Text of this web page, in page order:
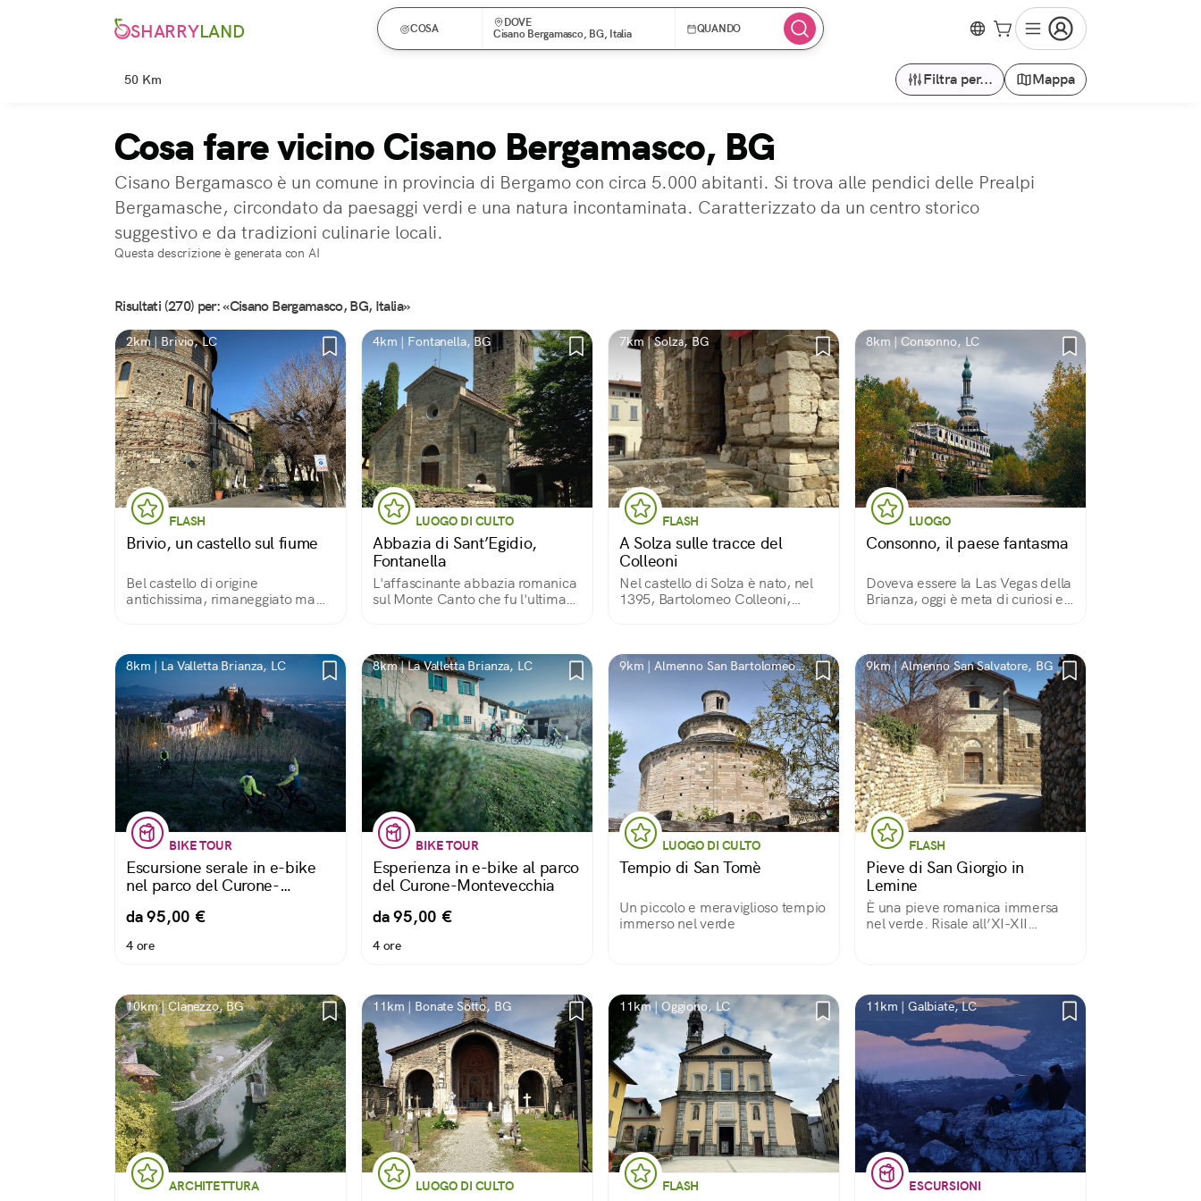
SHARRYLAND COSA
DOVE
Cisano Bergamasco, BG, Italia
QUANDO
50 Km Filtra per... Mappa
Cosa fare vicino Cisano Bergamasco, BG
Cisano Bergamasco è un comune in provincia di Bergamo con circa 5.000 abitanti. Si trova alle pendici delle Prealpi
Bergamasche, circondato da paesaggi verdi e una natura incontaminata. Caratterizzato da un centro storico
suggestivo e da tradizioni culinarie locali.
Questa descrizione è generata con AI
Risultati (270) per: «Cisano Bergamasco, BG, Italia»
2km | Brivio, LC
FLASH
Brivio, un castello sul fiume
Bel castello di origine
antichissima, rimaneggiato ma
Trasformato in filanda nell’800,
oggi è adibito ad abitazioni.
4km | Fontanella, BG
LUOGO DI CULTO
Abbazia di Sant’Egidio,
Fontanella
L'affascinante abbazia romanica
sul Monte Canto che fu l'ultima
7km | Solza, BG
FLASH
A Solza sulle tracce del
Colleoni
Nel castello di Solza è nato, nel
1395, Bartolomeo Colleoni,
aspetto a metà tra castello e
cascina.
8km | Consonno, LC
LUOGO
Consonno, il paese fantasma
Doveva essere la Las Vegas della
Brianza, oggi è meta di curiosi e
8km | La Valletta Brianza, LC
BIKE TOUR
Escursione serale in e-bike
nel parco del Curone-
da 95,00 €
4 ore
8km | La Valletta Brianza, LC
BIKE TOUR
Esperienza in e-bike al parco
del Curone-Montevecchia
da 95,00 €
4 ore
9km | Almenno San Bartolomeo,
LUOGO DI CULTO
Tempio di San Tomè
Un piccolo e meraviglioso tempio
immerso nel verde
9km | Almenno San Salvatore, BG
FLASH
Pieve di San Giorgio in
Lemine
È una pieve romanica immersa
nel verde. Risale all’XI-XII
10km | Clanezzo, BG
ARCHITETTURA
11km | Bonate Sotto, BG
LUOGO DI CULTO
11km | Oggiono, LC
FLASH
11km | Galbiate, LC
ESCURSIONI